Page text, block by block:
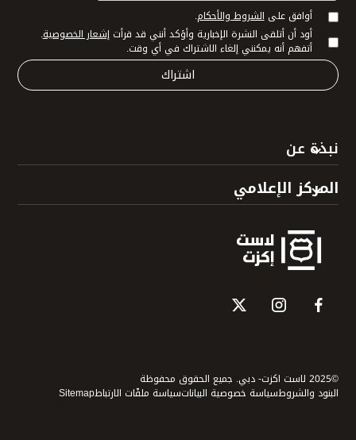
نبذة عن
المركز الإعلامي
أوافق علىالشروط والأحكام.
أود أن أتلقى النشرة الإخبارية وأؤكد أنني قد قرأتإشعار الخصوصية.
أتفهم أنه يمكنني إلغاء الاشتراك في أي وقت.
©2025 لاست اكزت- دبي. جميع الحقوق محفوظة
البنود والشروطسياسة خصوصية البياناتسياسة ملفّات الارتباطSitemap